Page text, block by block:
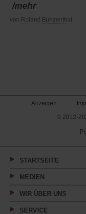
/mehr
von Roland Bunzenthal
Anzeigen
© 2012-
STARTSEITE
MEDIEN
WIR ÜBER UNS
SERVICE